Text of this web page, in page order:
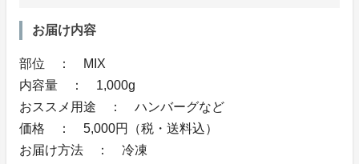
お届け内容
部位 ： MIX
内容量 ： 1,000g
おススメ用途 ： ハンバーグなど
価格 ： 5,000円（税・送料込）
お届け方法 ： 冷凍